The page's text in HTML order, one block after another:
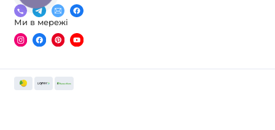
Ми в мережі